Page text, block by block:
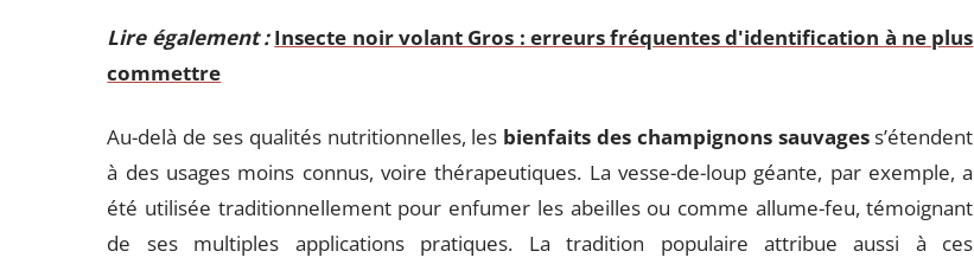
Lire également : Insecte noir volant Gros : erreurs fréquentes d'identification à ne plus
commettre
Au-delà de ses qualités nutritionnelles, les bienfaits des champignons sauvagess’étendent
à des usages moins connus, voire thérapeutiques. La vesse-de-loup géante, par exemple, a
été utilisée traditionnellement pour enfumer les abeilles ou comme allume-feu, témoignant
de ses multiples applications pratiques. La tradition populaire attribue aussi à ces